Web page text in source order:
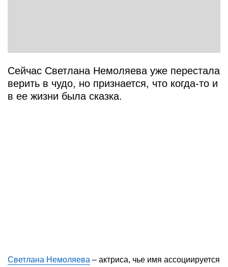
Сейчас Светлана Немоляева уже перестала
верить в чудо, но признается, что когда-то и
в ее жизни была сказка.
Светлана Немоляева – актриса, чье имя ассоциируется